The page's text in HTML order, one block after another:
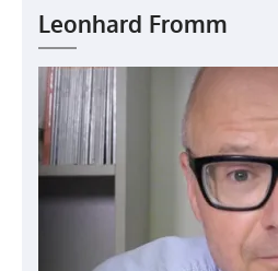
Leonhard Fromm